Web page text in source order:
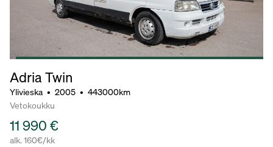
Adria Twin
Ylivieska • 2005 • 443000km
Vetokoukku
11 990 €
alk. 160€/kk